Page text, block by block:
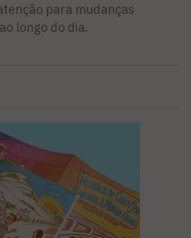
para mudanças
longo do dia.